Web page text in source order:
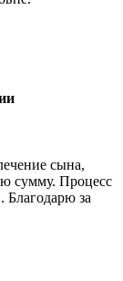
сына,
сумму. Процесс
Благодарю за